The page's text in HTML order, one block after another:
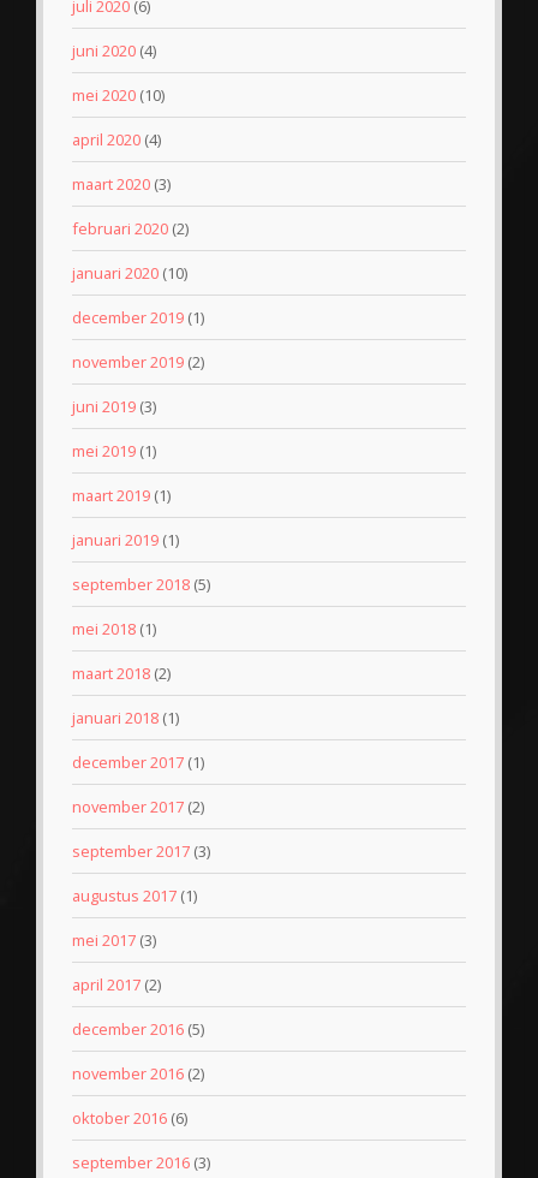
juli 2020 (6)
juni 2020 (4)
mei 2020 (10)
april 2020 (4)
maart 2020 (3)
februari 2020 (2)
januari 2020 (10)
december 2019 (1)
november 2019 (2)
juni 2019 (3)
mei 2019 (1)
maart 2019 (1)
januari 2019 (1)
september 2018 (5)
mei 2018 (1)
maart 2018 (2)
januari 2018 (1)
december 2017 (1)
november 2017 (2)
september 2017 (3)
augustus 2017 (1)
mei 2017 (3)
april 2017 (2)
december 2016 (5)
november 2016 (2)
oktober 2016 (6)
september 2016 (3)